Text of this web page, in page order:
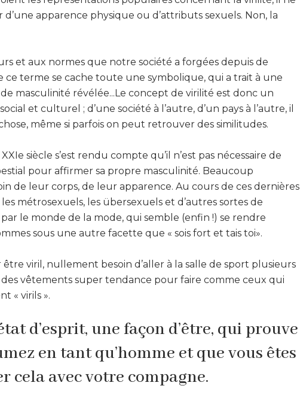
d’une apparence physique ou d’attributs sexuels. Non, la
et aux normes que notre société a forgées depuis de
ce terme se cache toute une symbolique, qui a trait à une
de masculinité révélée...Le concept de virilité est donc un
et culturel ; d’une société à l’autre, d’un pays à l’autre, il
chose, même si parfois on peut retrouver des similitudes.
siècle s’est rendu compte qu’il n’est pas nécessaire de
pour affirmer sa propre masculinité. Beaucoup
de leur corps, de leur apparence. Au cours de ces dernières
métrosexuels, les übersexuels et d’autres sortes de
par le monde de la mode, qui semble (enfin !) se rendre
sous une autre facette que « sois fort et tais toi».
être viril, nullement besoin d’aller à la salle de sport plusieurs
des vêtements super tendance pour faire comme ceux qui
« virils ».
d’esprit, une façon d’être, qui prouve
en tant qu’homme et que vous êtes
cela avec votre compagne.